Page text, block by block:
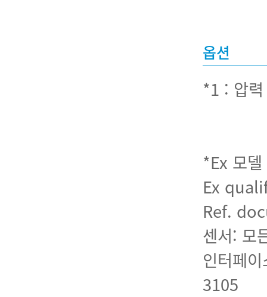
옵션
*1 : 압
*Ex 모
Ex
Ref.
센서: 모
인터페
3105